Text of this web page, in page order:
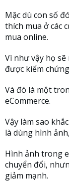
Mặc dù con số
thích mua ở các
mua online.
Vì như vậy họ
được kiểm
Và đó là một
eCommerce.
Vậy làm sao
là dùng hình
Hình ảnh trong
chuyển đổi,
giảm mạnh.